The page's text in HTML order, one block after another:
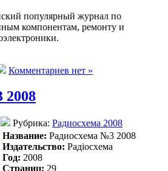
популярный журнал по
компонентам, ремонту и
Комментариев нет »
2008
Рубрика: Радиосхема 2008
Название: Радиосхема №3 2008
Издательство: Радiосхема
Год: 2008
Страниц: 29